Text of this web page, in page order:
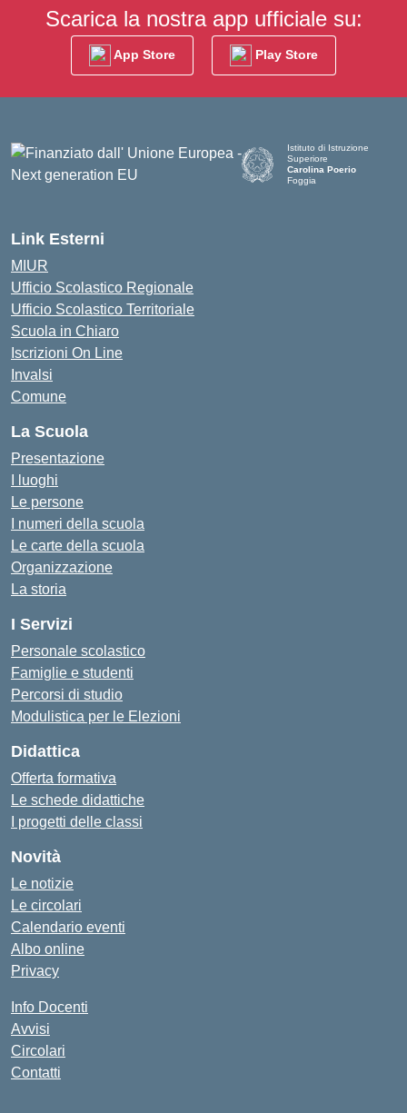
Scarica la nostra app ufficiale su:
App Store Play Store
Istituto di Istruzione
Superiore
Carolina Poerio
Foggia
Link Esterni
MIUR
Ufficio Scolastico Regionale
Ufficio Scolastico Territoriale
Scuola in Chiaro
Iscrizioni On Line
Invalsi
Comune
La Scuola
Presentazione
I luoghi
Le persone
I numeri della scuola
Le carte della scuola
Organizzazione
La storia
I Servizi
Personale scolastico
Famiglie e studenti
Percorsi di studio
Modulistica per le Elezioni
Didattica
Offerta formativa
Le schede didattiche
I progetti delle classi
Novità
Le notizie
Le circolari
Calendario eventi
Albo online
Privacy
Info Docenti
Avvisi
Circolari
Contatti